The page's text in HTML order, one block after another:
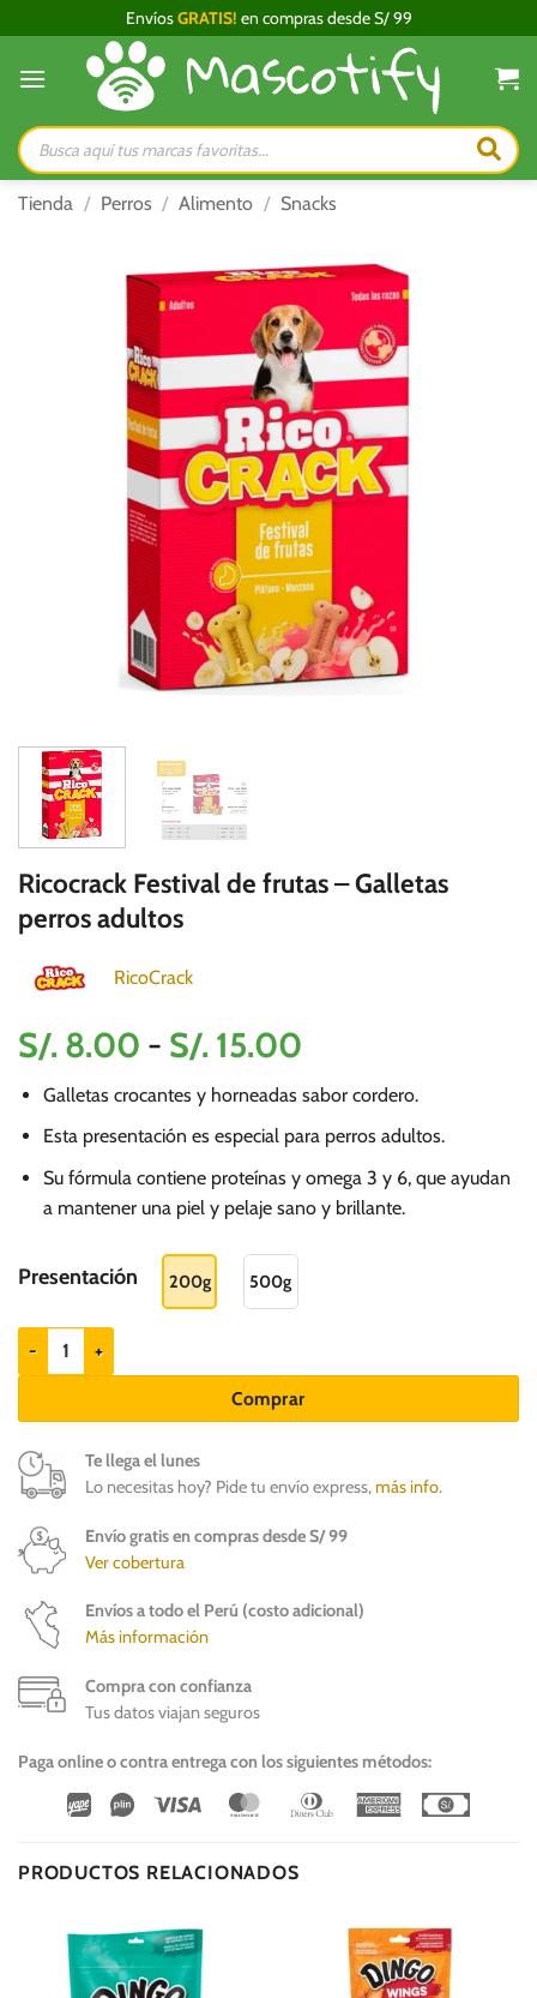
al
contenido
EnvíosGRATIS! en compras desde S/ 99
Búsqueda
de
productos
Tienda / Perros / Alimento / Snacks
Ricocrack Festival de frutas – Galletas
perros adultos
RicoCrack
S/. 8.00 - S/. 15.00
de
precios:
desde
S/.
8.00
Galletas crocantes y horneadas sabor cordero.
Esta presentación es especial para perros adultos.
Su fórmula contiene proteínas y omega 3 y 6, que ayudan
a mantener una piel y pelaje sano y brillante.
Presentación 200g 500g
Ricocrack Festival de frutas - Galletas perros adultos cantidad
Comprar
Te llega el lunes
Lo necesitas hoy? Pide tu envío express,más info.
Envío gratis en compras desde S/ 99
Ver cobertura
Envíos a todo el Perú (costo adicional)
Más información
Compra con confianza
Tus datos viajan seguros
Paga online o contra entrega con los siguientes métodos:
Wirecard
Vipps Visa MasterCardDinners
American
PRODUCTOS RELACIONADOS